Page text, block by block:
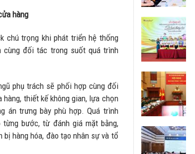
hàng
chú trọng khi phát triển hệ thống
cùng đối tác trong suốt quá trình
phụ trách sẽ phối hợp cùng đối
thiết kế không gian, lựa chọn
án trưng bày phù hợp. Quá trình
bước, từ đánh giá mặt bằng,
hàng hóa, đào tạo nhân sự và tổ